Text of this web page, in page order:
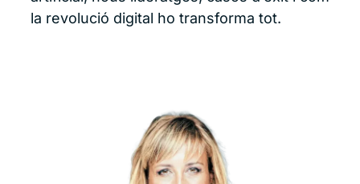
la revolució digital ho transforma tot.